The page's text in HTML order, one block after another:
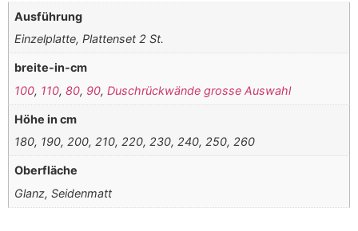
Ausführung
Einzelplatte, Plattenset 2 St.
breite-in-cm
100, 110,80, 90,Duschrückwände grosse Auswahl
Höhe in cm
180, 190, 200, 210, 220, 230, 240, 250, 260
Oberfläche
Glanz, Seidenmatt